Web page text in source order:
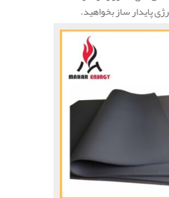
پایدار ساز بخواهید.